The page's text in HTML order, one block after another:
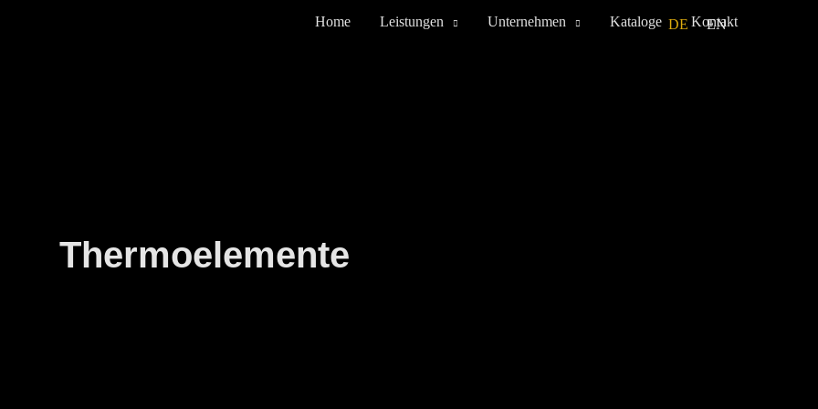
DE EN
Home Leistungen Unternehmen Kataloge Kontakt
Thermoelemente